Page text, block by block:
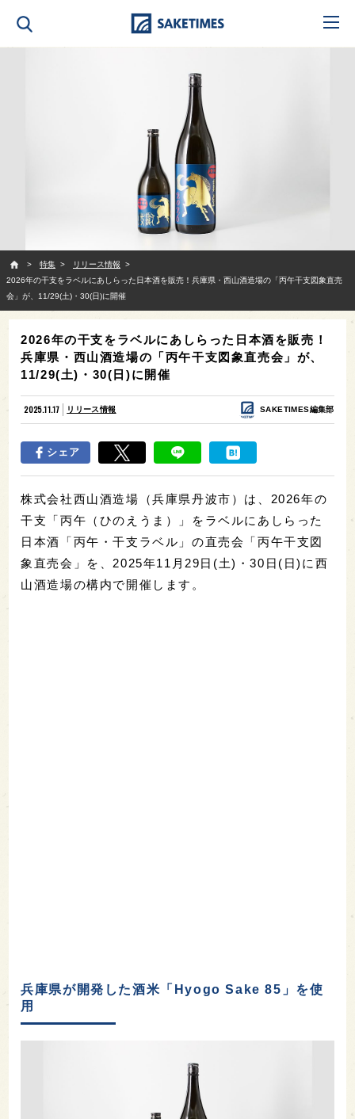
特集
リリース情報
2026年の干支をラベルにあしらった日本酒を販売！兵庫県・西山酒造場の「丙午干支図象直売
会」が、11/29(土)・30(日)に開催
2026年の干支をラベルにあしらった日本酒を販売！
兵庫県・西山酒造場の「丙午干支図象直売会」が、
11/29(土)・30(日)に開催
2025.11.17 リリース情報 SAKETIMES編集部
シェア
株式会社西山酒造場（兵庫県丹波市）は、2026年の
干支「丙午（ひのえうま）」をラベルにあしらった
日本酒「丙午・干支ラベル」の直売会「丙午干支図
象直売会」を、2025年11月29日(土)・30日(日)に西
山酒造場の構内で開催します。
兵庫県が開発した酒米「Hyogo Sake 85」を使
用